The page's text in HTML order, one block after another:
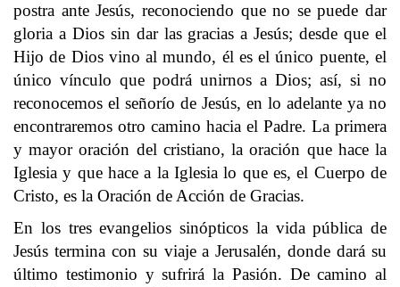
postra ante Jesús, reconociendo que no se puede dar
gloria a Dios sin dar las gracias a Jesús; desde que el
Hijo de Dios vino al mundo, él es el único puente, el
único vínculo que podrá unirnos a Dios; así, si no
reconocemos el señorío de Jesús, en lo adelante ya no
encontraremos otro camino hacia el Padre. La primera
y mayor oración del cristiano, la oración que hace la
Iglesia y que hace a la Iglesia lo que es, el Cuerpo de
Cristo, es la Oración de Acción de Gracias.
En los tres evangelios sinópticos la vida pública de
Jesús termina con su viaje a Jerusalén, donde dará su
último testimonio y sufrirá la Pasión. De camino al